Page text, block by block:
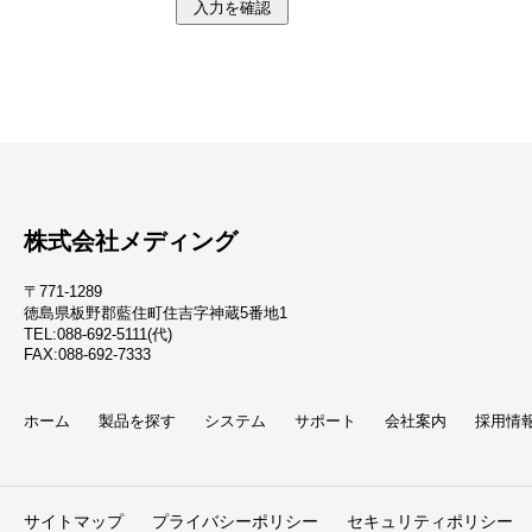
株式会社メディング
〒771-1289
徳島県板野郡藍住町住吉字神蔵5番地1
TEL:088-692-5111(代)
FAX:088-692-7333
ホーム 製品を探す システム サポート 会社案内 採用情
サイトマップ プライバシーポリシー セキュリティポリシー